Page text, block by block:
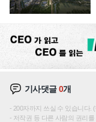
기사댓글0개
200자까지 쓰실 수 있습니다.
저작권 등 다른 사람의 권리